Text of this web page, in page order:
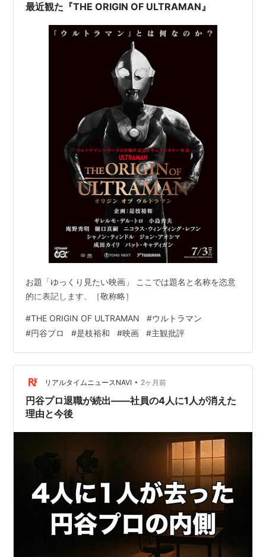
最近観た『THE ORIGIN OF ULTRAMAN』
お題「ゆっくり見たい映画」 ここでは題名と名称を恣意
的に表記します。［敬称略］
#THE ORIGIN OF ULTRAMAN #ウルトラマン
#円谷プロ #是枝裕和 #映画 #主観批評
リアルタイムニュースNAVI • 2ヶ月前
円谷プロ退職が続出——社員の4人に1人が消えた
理由と今後